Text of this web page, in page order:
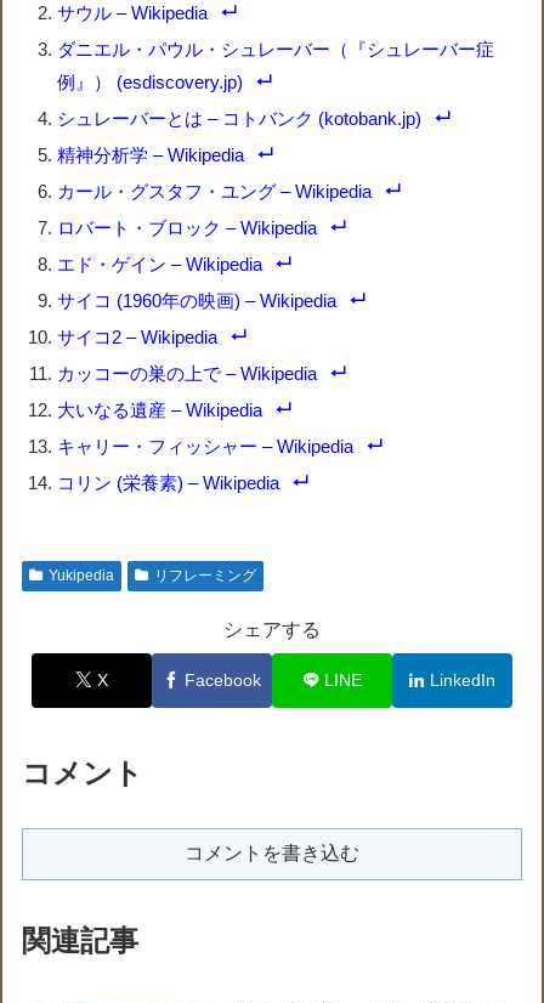
サウル – Wikipedia
ダニエル・パウル・シュレーバー（『シュレーバー症
例』） (esdiscovery.jp)
シュレーバーとは – コトバンク (kotobank.jp)
精神分析学 – Wikipedia
カール・グスタフ・ユング – Wikipedia
ロバート・ブロック – Wikipedia
エド・ゲイン – Wikipedia
サイコ (1960年の映画) – Wikipedia
サイコ2 – Wikipedia
カッコーの巣の上で – Wikipedia
大いなる遺産 – Wikipedia
キャリー・フィッシャー – Wikipedia
コリン (栄養素) – Wikipedia
Yukipedia リフレーミング
シェアする
X Facebook LINE LinkedIn
コメント
コメントを書き込む
関連記事